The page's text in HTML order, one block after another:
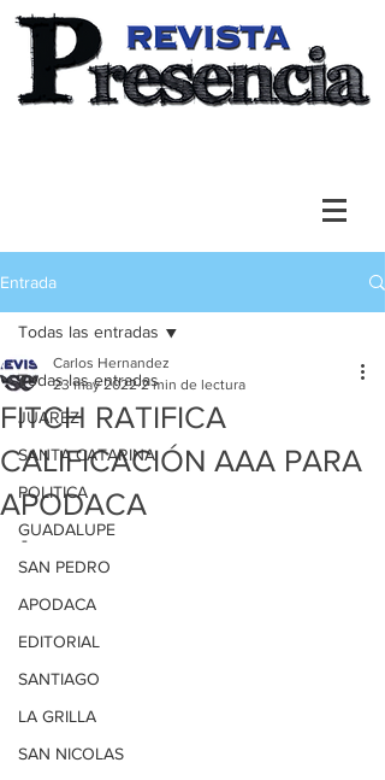
Entrada
Todas las entradas
JUAREZ
SANTA CATARINA
POLITICA
GUADALUPE
SAN PEDRO
APODACA
EDITORIAL
SANTIAGO
LA GRILLA
SAN NICOLAS
Todas las entradas
FITCH RATIFICA
CALIFICACIÓN AAA PARA
APODACA
Carlos Hernandez
23 may 2022 2 min de lectura
-